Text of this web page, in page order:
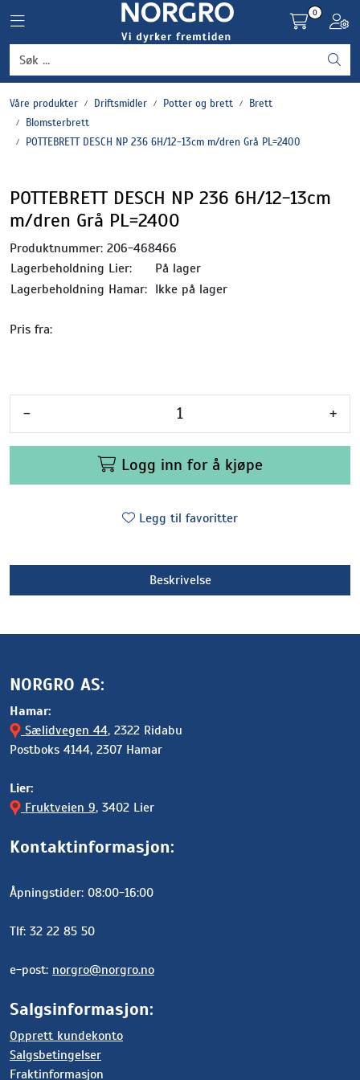
Toggle navigation
0
Våre produkter Driftsmidler Potter og brett
Brett
Blomsterbrett
POTTEBRETT DESCH NP 236 6H/12-13cm m/dren Grå PL=2400
POTTEBRETT DESCH NP 236 6H/12-13cm
m/dren Grå PL=2400
Produktnummer: 206-468466
Lagerbeholdning Lier:
På lager
Lagerbeholdning Hamar: Ikke på lager
Pris fra:
- +
Logg inn for å kjøpe
Legg til favoritter
Beskrivelse
NORGRO AS:
Hamar:
Sælidvegen 44, 2322 Ridabu
Postboks 4144, 2307 Hamar
Lier:
Fruktveien 9, 3402 Lier
Kontaktinformasjon:
Åpningstider: 08:00-16:00
Tlf: 32 22 85 50
e-post: norgro@norgro.no
Salgsinformasjon:
Opprett kundekonto
Salgsbetingelser
Fraktinformasjon
Grønnsaker
Settepotet og setteløk
Plantevern og nyttedyr
Blomster, potter og brett
Driftsmidler